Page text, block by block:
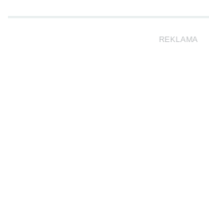
REKLAMA